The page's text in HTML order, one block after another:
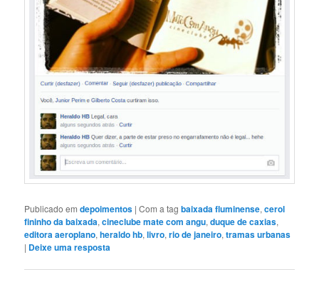
Publicado em depoimentos |Com a tagbaixada fluminense,cerol
fininho da baixada,cineclube mate com angu,duque de caxias,
editora aeroplano,heraldo hb,livro,rio de janeiro,tramas urbanas
| Deixe uma resposta